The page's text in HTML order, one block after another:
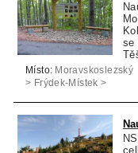
se
Místo: Moravskoslezský
> Frýdek-Místek >